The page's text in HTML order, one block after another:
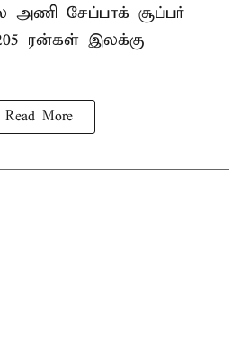
சேப்பாக் சூப்பர்
ரன்கள் இலக்கு
Read More